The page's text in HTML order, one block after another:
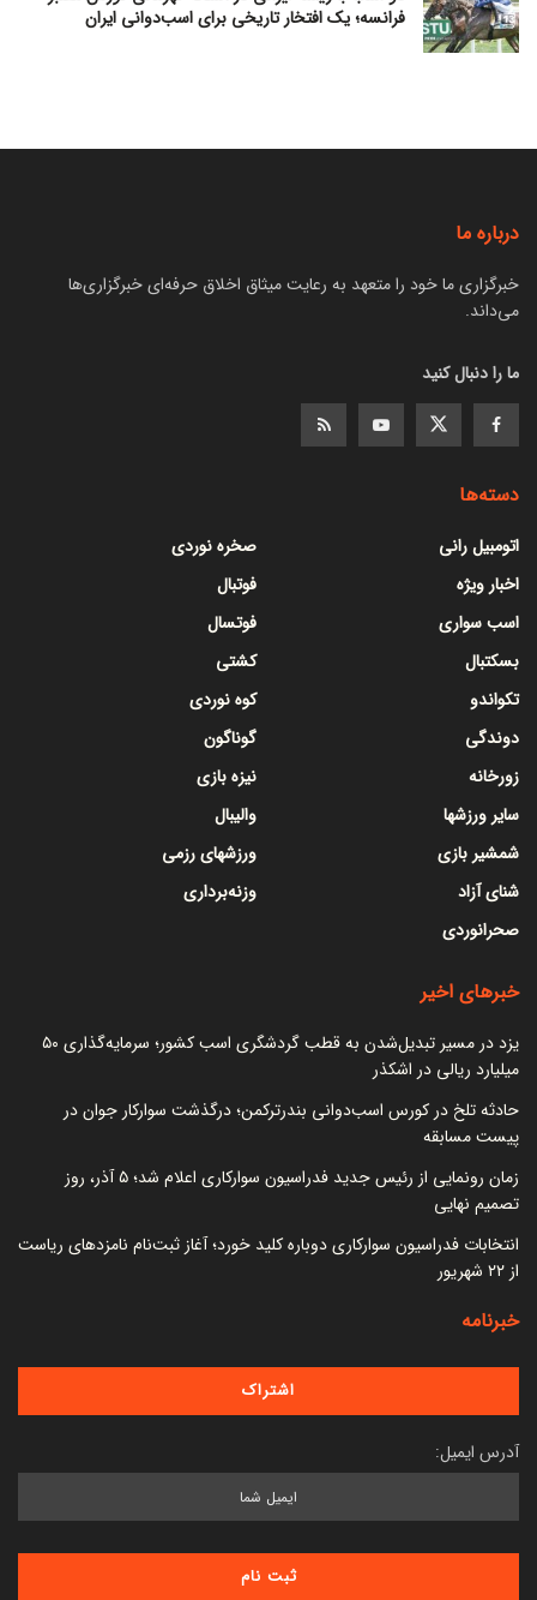
فرانسه؛ یک افتخار تاریخی برای اسب‌دوانی ایران
درباره ما
خبرگزاری ما خود را متعهد به رعایت میثاق اخلاق حرفه‌ای خبرگزاری‌ها
می‌داند.
ما را دنبال کنید
دسته‌ها
اتومبیل رانی
اخبار ویژه
اسب سواری
بسکتبال
تکواندو
دوندگی
زورخانه
سایر ورزشها
شمشیر بازی
شنای آزاد
صحرانوردی
صخره نوردی
فوتبال
فوتسال
کشتی
کوه نوردی
گوناگون
نیزه بازی
والیبال
ورزشهای رزمی
وزنه‌برداری
خبرهای اخیر
یزد در مسیر تبدیل‌شدن به قطب گردشگری اسب کشور؛ سرمایه‌گذاری ۵۰
میلیارد ریالی در اشکذر
حادثه تلخ در کورس اسب‌دوانی بندرترکمن؛ درگذشت سوارکار جوان در
پیست مسابقه
زمان رونمایی از رئیس جدید فدراسیون سوارکاری اعلام شد؛ ۵ آذر، روز
تصمیم نهایی
انتخابات فدراسیون سوارکاری دوباره کلید خورد؛ آغاز ثبت‌نام نامزدهای ریاست
از ۲۲ شهریور
خبرنامه
آدرس ایمیل: